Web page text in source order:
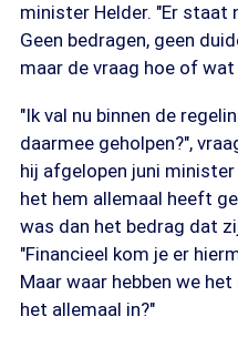
minister Helder. "Er staat
Geen bedragen, geen
maar de vraag hoe of
"Ik val nu binnen de
daarmee geholpen?",
hij afgelopen juni
het hem allemaal heeft
was dan het bedrag dat
"Financieel kom je er
Maar waar hebben we
het allemaal in?"